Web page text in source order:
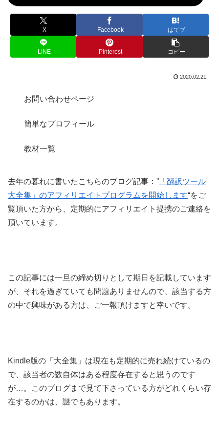
X Facebook はてブ
LINE Pinterest コピー
2020.02.21
お問い合わせページ
簡単なプロフィール
教材一覧
去年の暮れに書いたこちらのブログ記事：” 「翻訳ツール
大全集」のアフィリエイトプログラムを開始します“をご
覧頂いた方から、定期的にアフィリエイト提携のご連絡を
頂いています。
この記事には一旦の締め切りとして期日を記載しています
が、それを過ぎていても問題ありませんので、該当する方
の中で興味がある方は、ご一報頂けますと幸いです。
Kindle版の「大全集」は現在も定期的に売れ続けているの
で、該当者の数自体はある程度存在すると思うのです
が…。このブログまで見て下さっている方がどれくらい存
在するのかは、謎でもあります。